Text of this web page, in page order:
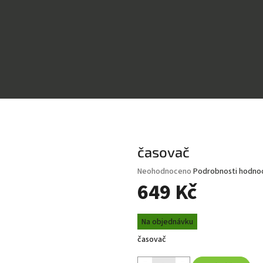
časovač
Průměrné
produktu
0,0
z
5
Neohodnoceno Podrobnosti
649 Kč
Měrná
cena:
Na objednávku
časovač